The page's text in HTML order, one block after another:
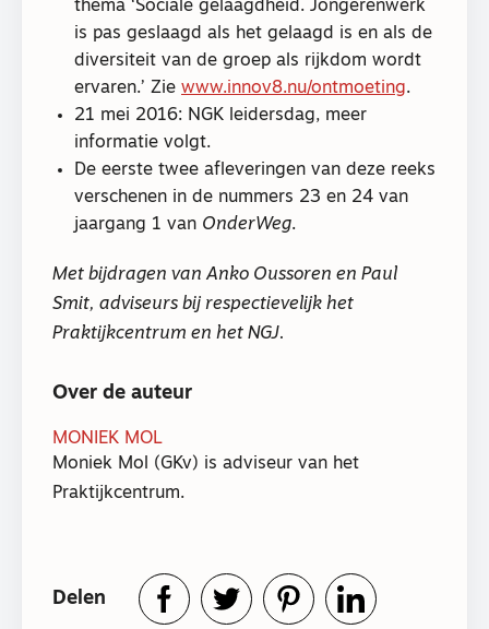
thema ‘Sociale gelaagdheid. Jongerenwerk
is pas geslaagd als het gelaagd is en als de
diversiteit van de groep als rijkdom wordt
ervaren.’ Zie www.innov8.nu/ontmoeting.
21 mei 2016: NGK leidersdag, meer
informatie volgt.
De eerste twee afleveringen van deze reeks
verschenen in de nummers 23 en 24 van
jaargang 1 van OnderWeg.
Met bijdragen van Anko Oussoren en Paul
Smit, adviseurs bij respectievelijk het
Praktijkcentrum en het NGJ.
Over de auteur
MONIEK MOL
Moniek Mol (GKv) is adviseur van het
Praktijkcentrum.
Delen